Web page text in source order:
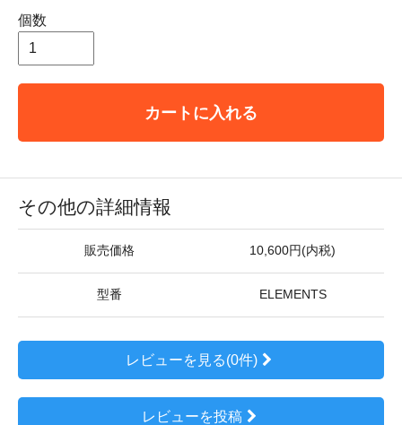
個数
カートに入れる
その他の詳細情報
販売価格 10,600円(内税)
型番 ELEMENTS
レビューを見る(0件)
レビューを投稿